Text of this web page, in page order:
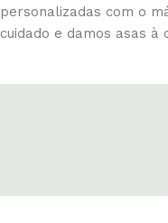
personalizadas com o
cuidado e damos asas à